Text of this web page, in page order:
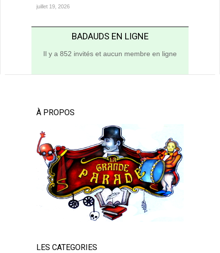
juillet 19, 2026
BADAUDS EN LIGNE
Il y a 852 invités et aucun membre en ligne
À PROPOS
LES CATEGORIES